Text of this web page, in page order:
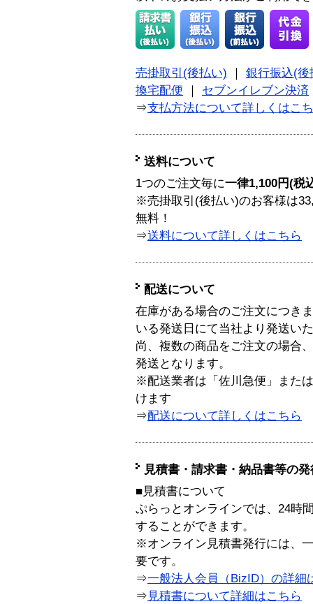
売掛取引(後払い)
銀行振込(後
換宅配便
セブンイレブン決済
⇒支払方法について詳しくはこ
送料について
1つのご注文毎に一律1,100円(税
※売掛取引(後払い)のお客様は
無料！
⇒送料について詳しくはこちら
配送について
在庫がある場合のご注文につき
いる発送日にて当社より発送い
尚、複数の商品をご注文の場合
発送となります。
※配送業者は「佐川急便」また
けます
⇒配送について詳しくはこちら
見積書・請求書・納品書等の
■見積書について
ぷらっとオンラインでは、24時
することができます。
※オンライン見積書発行には、
要です。
⇒一般法人会員（BizID）の詳細
⇒ 見積書について詳細はこちら